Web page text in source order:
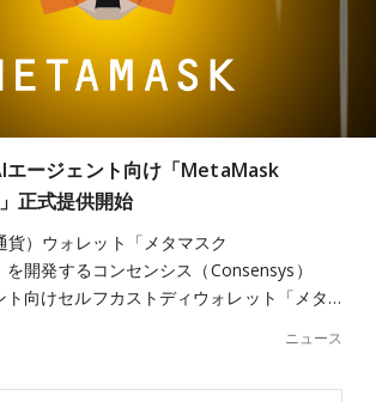
エージェント向け「MetaMask
正式提供開始
貨）ウォレット「メタマスク
を開発するコンセンシス（Consensys）
ト向けセルフカストディウォレット「メタ…
ニュース